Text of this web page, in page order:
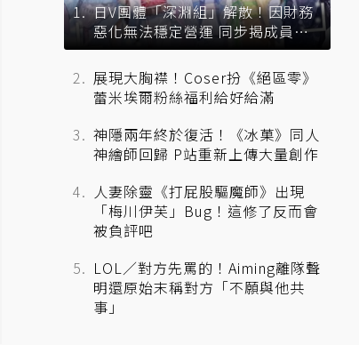
日V團體「深淵組」解散！因財務
惡化無法穩定營運 同步揭成員未
來去向
展現大胸襟！Coser扮《絕區零》
蕾米埃爾粉絲福利給好給滿
神隱兩年終於復活！《冰菓》同人
神繪師回歸 P站重新上傳大量創作
人妻除靈《打屁股驅魔師》出現
「梅川伊芙」Bug！這修了反而會
被負評吧
LOL／對方先罵的！Aiming離隊聲
明還原始末稱對方「不願與他共
事」